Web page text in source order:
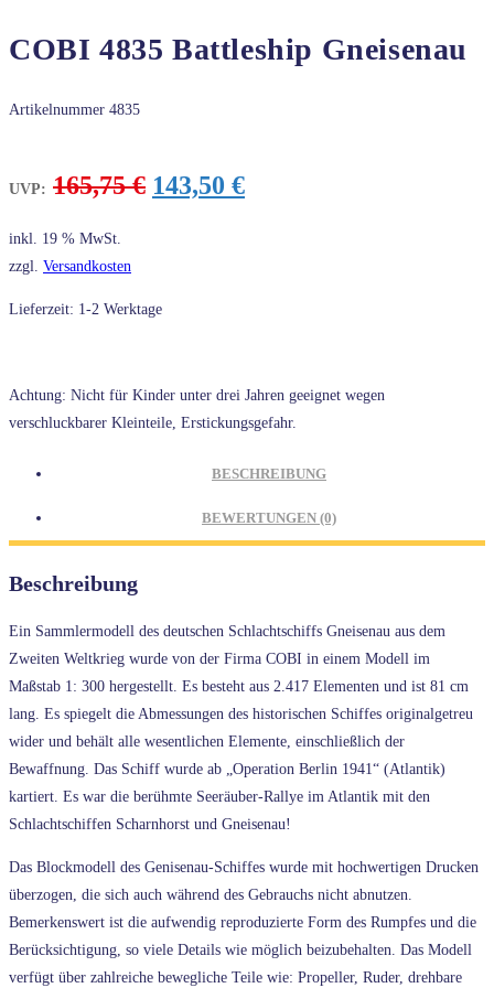
COBI 4835 Battleship Gneisenau
Artikelnummer 4835
UVP: 165,75€ Ursprünglicher
143,50 €Aktueller
inkl. 19 % MwSt.
zzgl. Versandkosten
Lieferzeit: 1-2 Werktage
Achtung: Nicht für Kinder unter drei Jahren geeignet wegen
verschluckbarer Kleinteile, Erstickungsgefahr.
BESCHREIBUNG
BEWERTUNGEN (0)
Beschreibung
Ein Sammlermodell des deutschen Schlachtschiffs Gneisenau aus dem
Zweiten Weltkrieg wurde von der Firma COBI in einem Modell im
Maßstab 1: 300 hergestellt. Es besteht aus 2.417 Elementen und ist 81 cm
lang. Es spiegelt die Abmessungen des historischen Schiffes originalgetreu
wider und behält alle wesentlichen Elemente, einschließlich der
Bewaffnung. Das Schiff wurde ab „Operation Berlin 1941“ (Atlantik)
kartiert. Es war die berühmte Seeräuber-Rallye im Atlantik mit den
Schlachtschiffen Scharnhorst und Gneisenau!
Das Blockmodell des Genisenau-Schiffes wurde mit hochwertigen Drucken
überzogen, die sich auch während des Gebrauchs nicht abnutzen.
Bemerkenswert ist die aufwendig reproduzierte Form des Rumpfes und die
Berücksichtigung, so viele Details wie möglich beizubehalten. Das Modell
verfügt über zahlreiche bewegliche Teile wie: Propeller, Ruder, drehbare